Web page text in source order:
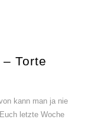
Torte
kann man ja nie
letzte Woche